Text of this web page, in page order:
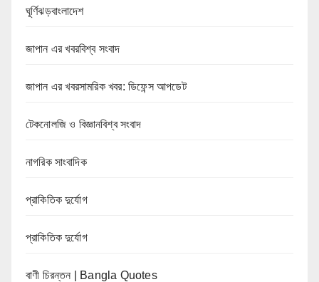
ঘূর্ণিঝড়বাংলাদেশ
জাপান এর খবরবিশ্ব সংবাদ
জাপান এর খবরসামরিক খবর: ডিফেন্স আপডেট
টেকনোলজি ও বিজ্ঞানবিশ্ব সংবাদ
নাগরিক সাংবাদিক
প্রাকিতিক দুর্যোগ
প্রাকিতিক দুর্যোগ
বাণী চিরন্তন | Bangla Quotes